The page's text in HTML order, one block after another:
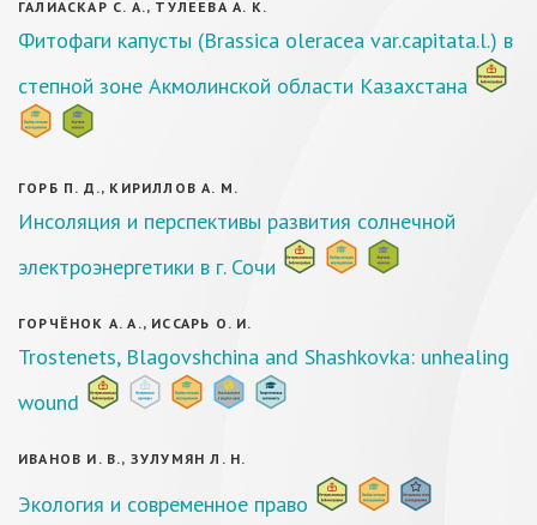
ГАЛИАСКАР С. А., ТУЛЕЕВА А. К.
Фитофаги капусты (Brassica oleracea var.capitata.l.) в
степной зоне Акмолинской области Казахстана
ГОРБ П. Д., КИРИЛЛОВ А. М.
Инсоляция и перспективы развития солнечной
электроэнергетики в г. Сочи
ГОРЧЁНОК А. А., ИССАРЬ О. И.
Trostenets, Blagovshchina and Shashkovka: unhealing
wound
ИВАНОВ И. В., ЗУЛУМЯН Л. Н.
Экология и современное право